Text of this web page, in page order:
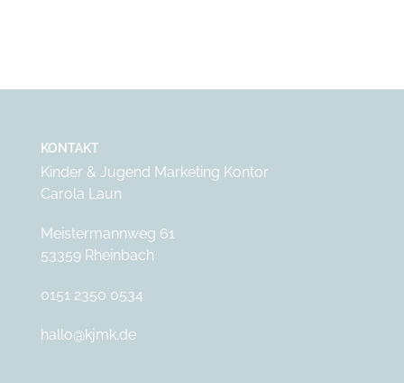
KONTAKT
Kinder & Jugend Marketing Kontor
Carola Laun
Meistermannweg 61
53359 Rheinbach
0151 2350 0534
hallo@kjmk.de